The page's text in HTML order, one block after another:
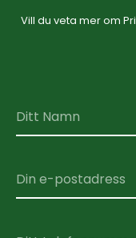
Vill du veta mer om